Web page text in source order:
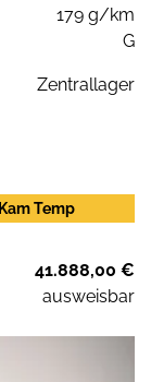
179 g/km
G
Zentrallager
Temp
41.888,00 €
ausweisbar